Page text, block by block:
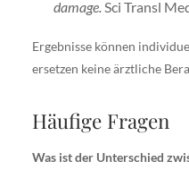
damage. Sci Transl
Ergebnisse können
ersetzen keine ärztliche
Häufige Fragen
Was ist der Unterschied